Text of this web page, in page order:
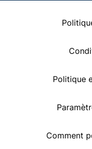
Politique
Comment